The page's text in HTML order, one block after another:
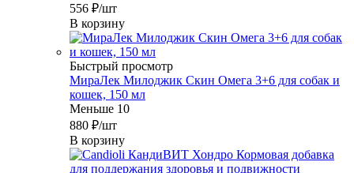
556 ₽/шт
В корзину
Быстрый просмотр
МираЛек Милоджик Скин Омега 3+6 для собак и
кошек, 150 мл
Меньше 10
880 ₽/шт
В корзину